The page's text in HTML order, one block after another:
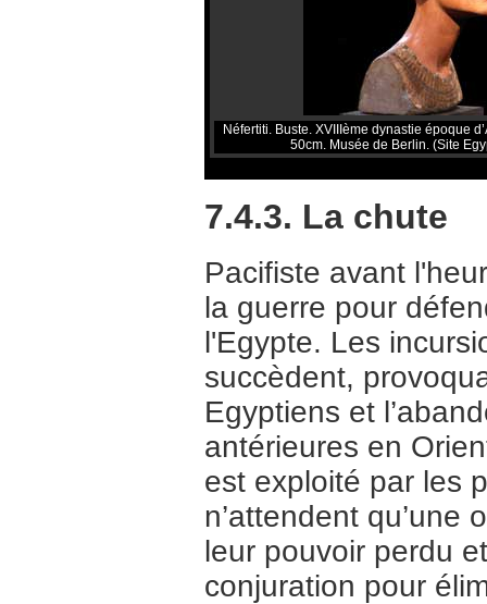
Néfertiti. Buste. XVIIIème dynastie époque
50cm. Musée de Berlin. (Site
7.4.3. La chute
Pacifiste avant
la guerre pour
l'Egypte. Les
succèdent,
Egyptiens et
antérieures en
est exploité par les
n’attendent qu’une
leur pouvoir perdu
conjuration pour